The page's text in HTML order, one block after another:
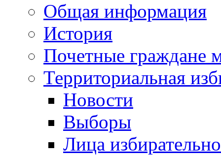
Общая информация
История
Почетные граждане
Территориальная
Новости
Выборы
Лица